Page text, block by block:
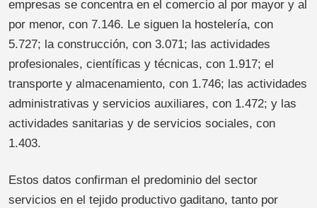
empresas se concentra en el comercio al por mayor y al
por menor, con 7.146. Le siguen la hostelería, con
5.727; la construcción, con 3.071; las actividades
profesionales, científicas y técnicas, con 1.917; el
transporte y almacenamiento, con 1.746; las actividades
administrativas y servicios auxiliares, con 1.472; y las
actividades sanitarias y de servicios sociales, con
1.403.
Estos datos confirman el predominio del sector
servicios en el tejido productivo gaditano, tanto por